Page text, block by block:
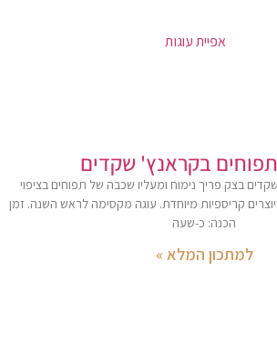
בקראנץ' שקדים
בצק פריך נימוח ומעליו שכבה של תפוחים בציפוי
קריספיות מיוחדת. עוגה מקסימה לראש השנה. זמן
הכנה: כ-שעה
למתכון המלא »